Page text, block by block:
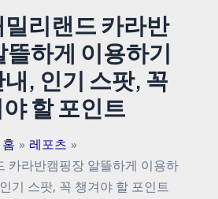
리랜드 카라반
뜰하게 이용하기
, 인기 스팟, 꼭
할 포인트
홈
레포츠
카라반캠핑장 알뜰하게 이용하
기 스팟, 꼭 챙겨야 할 포인트